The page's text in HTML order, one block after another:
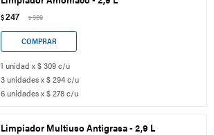
$247 $309
1 unidad x $ 309 c/u
3 unidades x $ 294 c/u
6 unidades x $ 278 c/u
Limpiador Multiuso Antigrasa - 2,9 L